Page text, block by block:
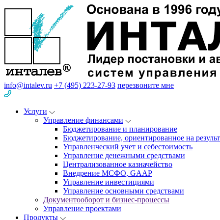
info@intalev.ru +7 (495) 223-27-93 перезвоните мне
Услуги
Управление финансами
Бюджетирование и планирование
Бюджетирование, ориентированное на
Управленческий учет и себестоимость
Управление денежными средствами
Централизованное казначейство
Внедрение МСФО, GAAP
Управление инвестициями
Управление основными средствами
Документооборот и бизнес-процессы
Управление проектами
Продукты